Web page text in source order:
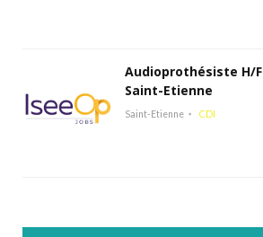
Audioprothésiste H/F
Saint-Etienne
Saint-Etienne CDI